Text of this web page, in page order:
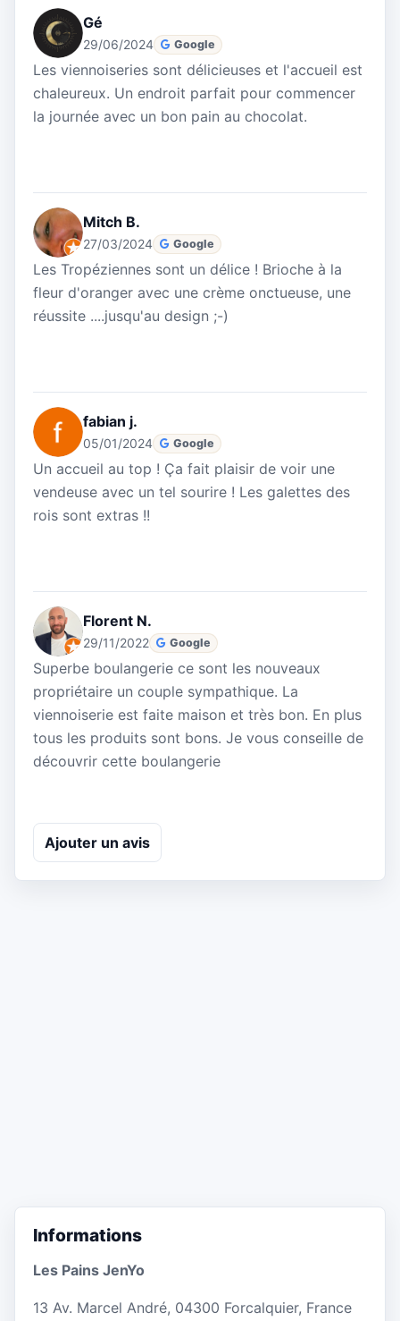
Gé
29/06/2024 Google
Les viennoiseries sont délicieuses et l'accueil est
chaleureux. Un endroit parfait pour commencer
la journée avec un bon pain au chocolat.
Mitch B.
27/03/2024 Google
Les Tropéziennes sont un délice ! Brioche à la
fleur d'oranger avec une crème onctueuse, une
réussite ....jusqu'au design ;-)
fabian j.
05/01/2024 Google
Un accueil au top ! Ça fait plaisir de voir une
vendeuse avec un tel sourire ! Les galettes des
rois sont extras !!
Florent N.
29/11/2022 Google
Superbe boulangerie ce sont les nouveaux
propriétaire un couple sympathique. La
viennoiserie est faite maison et très bon. En plus
tous les produits sont bons. Je vous conseille de
découvrir cette boulangerie
Ajouter un avis
Informations
Les Pains JenYo
13 Av. Marcel André, 04300 Forcalquier, France